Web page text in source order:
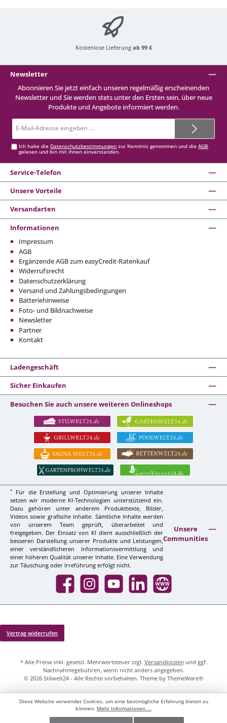
Kostenlose Lieferung ab 99 €
Newsletter
Abonnieren Sie jetzt einfach unseren regelmäßig erscheinenden
Newsletter und Sie werden stets unter den Ersten sein, über neue
Produkte und Angebote informiert werden.
Mail-
Ich habe die Datenschutzbestimmungen zur Kenntnis genommen und dieAGB
gelesen und bin mit ihnen einverstanden.
Service-Telefon
Unsere Vorteile
Versandarten
Informationen
Impressum
AGB
Ergänzende AGB zum easyCredit-Ratenkauf
Widerrufsrecht
Datenschutzerklärung
Versand und Zahlungsbedingungen
Batteriehinweise
Foto- und Bildnachweise
Newsletter
Partner
Kontakt
Ladengeschäft
Sicher Einkaufen
Besuchen Sie auch unsere weiteren Onlineshops
*
Für die Erstellung und Optimierung unserer Inhalte
setzen wir moderne KI-Technologien unterstützend ein.
Dazu gehören unter anderem Produkttexte, Bilder,
Videos sowie grafische Inhalte. Sämtliche Inhalte werden
von unserem Team geprüft, überarbeitet und
freigegeben. Der Einsatz von KI dient ausschließlich der
besseren Darstellung unserer Produkte und Leistungen,
einer verständlicheren Informationsvermittlung und
einer höheren Qualität unserer Inhalte. Eine Verwendung
zur Täuschung oder Irreführung erfolgt nicht.
Unsere
Communities
Facebook InstagramYouTube LinkedIn Website
Vertrag widerrufen
* Alle Preise inkl. gesetzl. Mehrwertsteuer zzgl. Versandkosten und ggf.
Nachnahmegebühren, wenn nicht anders angegeben.
© 2026 Stilwelt24 - Alle Rechte vorbehalten. Theme by ThemeWare®
Diese Website verwendet Cookies, um eine bestmögliche Erfahrung bieten zu
können. Mehr Informationen ...